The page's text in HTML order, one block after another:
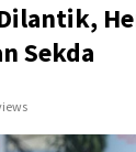
Sekda